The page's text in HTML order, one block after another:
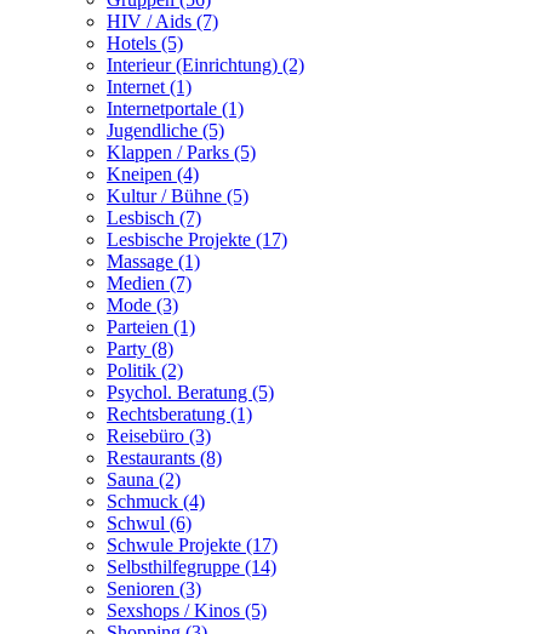
HIV / Aids (7)
Hotels (5)
Interieur (Einrichtung) (2)
Internet (1)
Internetportale (1)
Jugendliche (5)
Klappen / Parks (5)
Kneipen (4)
Kultur / Bühne (5)
Lesbisch (7)
Lesbische Projekte (17)
Massage (1)
Medien (7)
Mode (3)
Parteien (1)
Party (8)
Politik (2)
Psychol. Beratung (5)
Rechtsberatung (1)
Reisebüro (3)
Restaurants (8)
Sauna (2)
Schmuck (4)
Schwul (6)
Schwule Projekte (17)
Selbsthilfegruppe (14)
Senioren (3)
Sexshops / Kinos (5)